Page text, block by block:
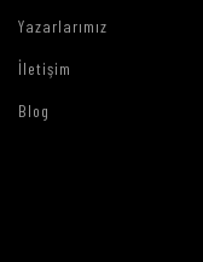
Yazarlarımız
İletişim
Blog